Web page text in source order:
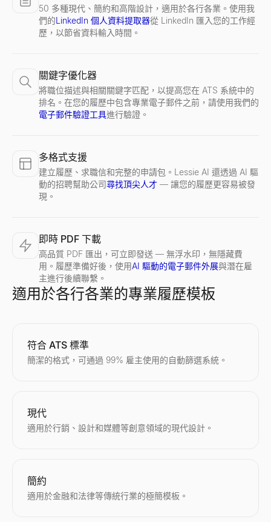
50 多種現代、簡約和高階設計，適用於各行各業。使用我
們的LinkedIn 個人資料提取器從 LinkedIn 匯入您的工作經
歷，以節省資料輸入時間。
關鍵字優化器
將職位描述與相關關鍵字匹配，以提高您在 ATS 系統中的
排名。在您的履歷中包含專業電子郵件之前，請使用我們的
電子郵件驗證工具進行驗證。
多格式支援
建立履歷、求職信和完整的申請包。Lessie AI 還透過 AI 驅
動的招聘幫助公司尋找頂尖人才 — 讓您的履歷更容易被發
現。
即時 PDF 下載
高品質 PDF 匯出，可立即發送 — 無浮水印，無隱藏費
用。履歷準備好後，使用AI 驅動的電子郵件外展與潛在雇
主進行後續聯繫。
適用於各行各業的專業履歷模板
符合 ATS 標準
簡潔的格式，可通過 99% 雇主使用的自動篩選系統。
現代
適用於行銷、設計和媒體等創意領域的現代設計。
簡約
適用於金融和法律等傳統行業的極簡模板。